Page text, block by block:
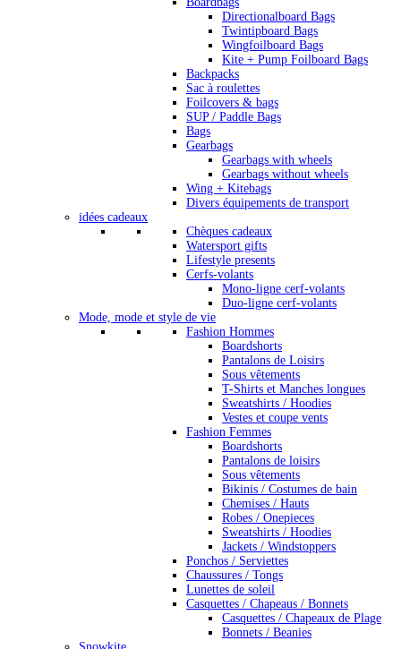
Directionalboard Bags
Twintipboard Bags
Wingfoilboard Bags
Kite + Pump Foilboard Bags
Backpacks
Sac à roulettes
Foilcovers & bags
SUP / Paddle Bags
Bags
Gearbags
Gearbags with wheels
Gearbags without wheels
Wing + Kitebags
Divers équipements de transport
idées cadeaux
Chèques cadeaux
Watersport gifts
Lifestyle presents
Cerfs-volants
Mono-ligne cerf-volants
Duo-ligne cerf-volants
Mode, mode et style de vie
Fashion Hommes
Boardshorts
Pantalons de Loisirs
Sous vêtements
T-Shirts et Manches longues
Sweatshirts / Hoodies
Vestes et coupe vents
Fashion Femmes
Boardshorts
Pantalons de loisirs
Sous vêtements
Bikinis / Costumes de bain
Chemises / Hauts
Robes / Onepieces
Sweatshirts / Hoodies
Jackets / Windstoppers
Ponchos / Serviettes
Chaussures / Tongs
Lunettes de soleil
Casquettes / Chapeaus / Bonnets
Casquettes / Chapeaux de Plage
Bonnets / Beanies